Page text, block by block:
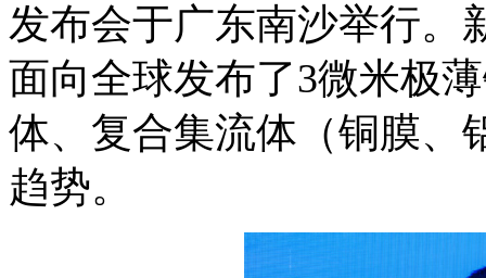
发布会于广东南沙举行。
面向全球发布了3微米极
体、复合集流体（铜膜、
趋势。